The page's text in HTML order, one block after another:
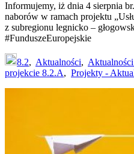
Informujemy, iż dnia 4 sierpnia
naborów w ramach projektu
z subregionu legnicko –
#FunduszeEuropejskie
8.2, Aktualności,
projekcie 8.2.A, Projekty -